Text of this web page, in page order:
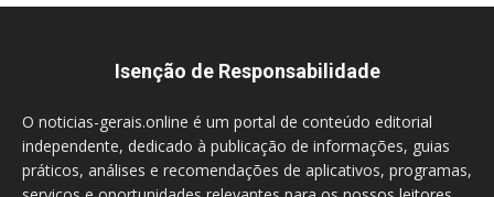
Isenção de Responsabilidade
O noticias-gerais.online é um portal de conteúdo editorial
independente, dedicado à publicação de informações, guias
práticos, análises e recomendações de aplicativos, programas,